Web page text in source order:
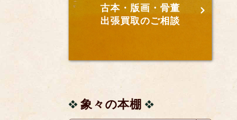
古本・版画・骨董
出張買取のご相談
象々の本棚